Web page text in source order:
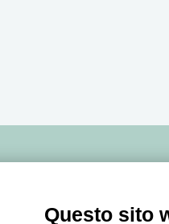
Questo sito